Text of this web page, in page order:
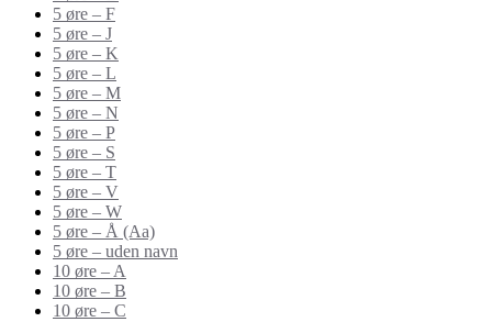
5 øre – F
5 øre – J
5 øre – K
5 øre – L
5 øre – M
5 øre – N
5 øre – P
5 øre – S
5 øre – T
5 øre – V
5 øre – W
5 øre – Å (Aa)
5 øre – uden navn
10 øre – A
10 øre – B
10 øre – C